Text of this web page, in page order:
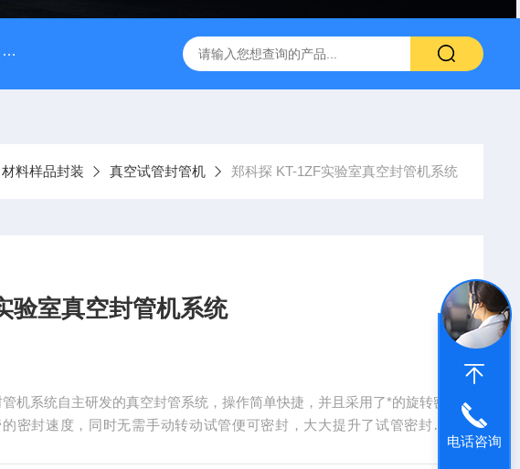
小型蒸镀仪 定制不锈钢真空腔体 KT-Z4019MRL4T小型真空探针台
材料样品封装 真空试管封管机 郑科探 KT-1ZF实验室真空封管机系统
验室真空封管机系统
机系统自主研发的真空封管系统，操作简单快捷，并且采用了*的旋转密
密封速度，同时无需手动转动试管便可密封，大大提升了试管密封效
电话咨询